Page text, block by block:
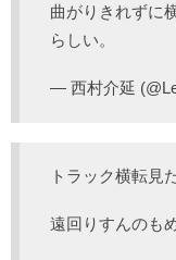
曲がりきれずに
らしい。
— 西村介延
トラック横転見
遠回りすんのも